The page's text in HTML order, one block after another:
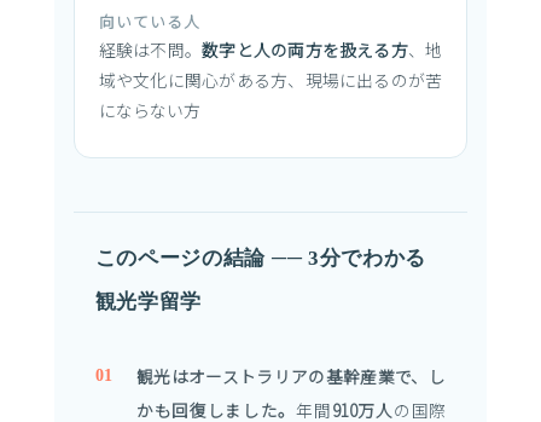
向いている人
経験は不問。数字と人の両方を扱える方、地
域や文化に関心がある方、現場に出るのが苦
にならない方
このページの結論 ── 3分でわかる
観光学留学
観光はオーストラリアの基幹産業で、し
かも回復しました。年間910万人の国際